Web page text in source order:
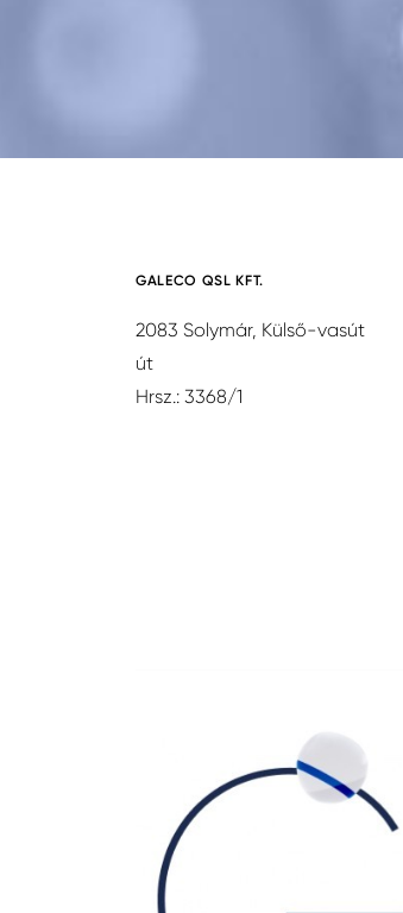
GALECO QSL KFT.
2083 Solymár, Külső-vasút
út
Hrsz.: 3368/1